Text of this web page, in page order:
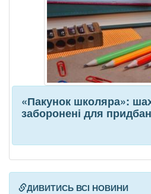
«Пакунок школяра»:
заборонені для
ДИВИТИСЬ ВСІ НОВИНИ